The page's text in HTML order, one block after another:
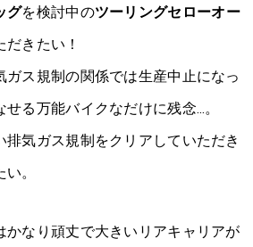
グを検討中のツーリングセローオー
きたい！
ス規制の関係では生産中止になっ
る万能バイクなだけに残念…。
気ガス規制をクリアしていただき
。
かなり頑丈で大きいリアキャリアが